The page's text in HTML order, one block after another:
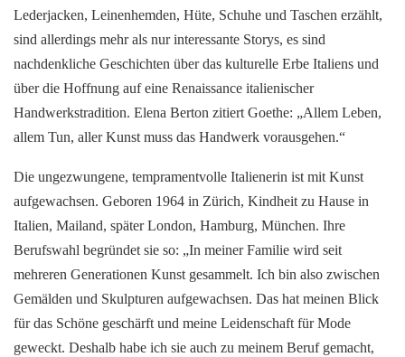
Lederjacken, Leinenhemden, Hüte, Schuhe und Taschen erzählt,
sind allerdings mehr als nur interessante Storys, es sind
nachdenkliche Geschichten über das kulturelle Erbe Italiens und
über die Hoffnung auf eine Renaissance italienischer
Handwerkstradition. Elena Berton zitiert Goethe: „Allem Leben,
allem Tun, aller Kunst muss das Handwerk vorausgehen.“
Die ungezwungene, tempramentvolle Italienerin ist mit Kunst
aufgewachsen. Geboren 1964 in Zürich, Kindheit zu Hause in
Italien, Mailand, später London, Hamburg, München. Ihre
Berufswahl begründet sie so: „In meiner Familie wird seit
mehreren Generationen Kunst gesammelt. Ich bin also zwischen
Gemälden und Skulpturen aufgewachsen. Das hat meinen Blick
für das Schöne geschärft und meine Leidenschaft für Mode
geweckt. Deshalb habe ich sie auch zu meinem Beruf gemacht,